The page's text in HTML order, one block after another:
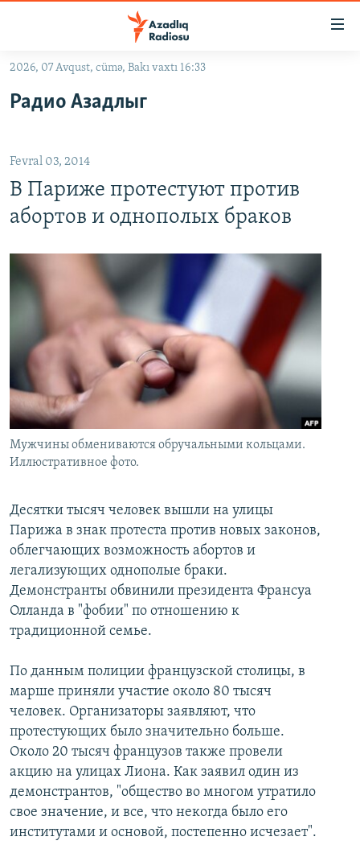
Əsas
qayıt
qayıt
Axtarışa
#İZAHLA
FƏRQƏ BAX
QANUNI DOĞRU
ARAŞDIRMA
MULTIMEDIA
FOTOQALEREYA
İNFOQRAFIKA
KARIKATURA
OXU ZALI
AZƏRBAYCAN ƏDƏBIYYATI KITABXANASI
İSLAM VƏ DEMOKRATIYA
HAQQIMIZDA
MISSIYAMIZ
PEŞƏ ETIKASI VƏ JURNALISTIKA STANDARTLARIMIZ
AZADLIQRADIOSU MOBIL TELEFONUNUZDA
BIZI IZLƏ
RFE/RL-in bütün saytları
2026, 07 Avqust, cümə, Bakı vaxtı 16:33
Радио Азадлыг
Fevral 03, 2014
В Париже протестуют против
абортов и однополых браков
Мужчины обмениваются обручальными кольцами.
Иллюстративное фото.
Десятки тысяч человек вышли на улицы
Парижа в знак протеста против новых законов,
облегчающих возможность абортов и
легализующих однополые браки.
Демонстранты обвинили президента Франсуа
Олланда в "фобии" по отношению к
традиционной семье.
По данным полиции французской столицы, в
марше приняли участие около 80 тысяч
человек. Организаторы заявляют, что
протестующих было значительно больше.
Около 20 тысяч французов также провели
акцию на улицах Лиона. Как заявил один из
демонстрантов, "общество во многом утратило
свое значение, и все, что некогда было его
институтами и основой, постепенно исчезает".